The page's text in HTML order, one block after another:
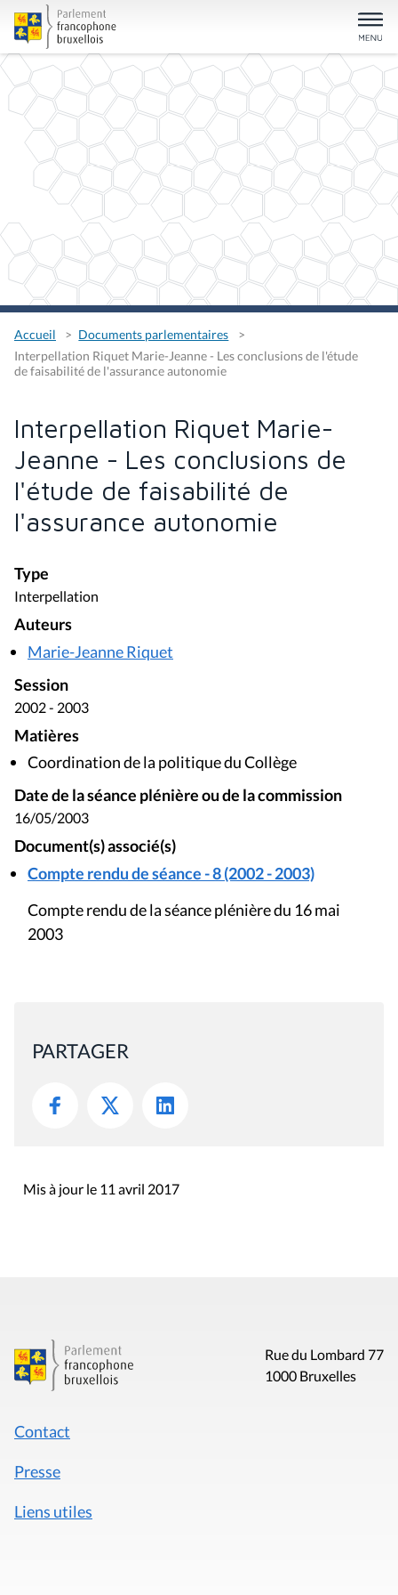
Accueil
Documents parlementaires
Interpellation Riquet Marie-Jeanne - Les conclusions de l'étude
de faisabilité de l'assurance autonomie
Interpellation Riquet Marie-
Jeanne - Les conclusions de
l'étude de faisabilité de
l'assurance autonomie
Type
Interpellation
Auteurs
Marie-Jeanne Riquet
Session
2002 - 2003
Matières
Coordination de la politique du Collège
Date de la séance plénière ou de la commission
16/05/2003
Document(s) associé(s)
Compte rendu de séance - 8 (2002 - 2003)
Compte rendu de la séance plénière du 16 mai
2003
PARTAGER
Mis à jour le 11 avril 2017
Rue du Lombard 77
1000 Bruxelles
Contact
Presse
Liens utiles